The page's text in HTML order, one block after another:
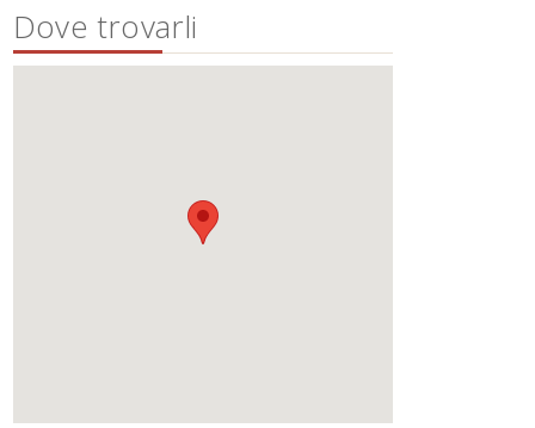
Dove trovarli